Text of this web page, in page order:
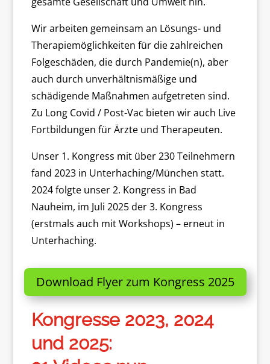
Wir arbeiten gemeinsam an Lösungs- und
Therapiemöglichkeiten für die zahlreichen
Folgeschäden, die durch Pandemie(n), aber
auch durch unverhältnismäßige und
schädigende Maßnahmen aufgetreten sind.
Zu Long Covid / Post-Vac bieten wir auch Live
Fortbildungen für Ärzte und Therapeuten.
Unser 1. Kongress mit über 230 Teilnehmern
fand 2023 in Unterhaching/München statt.
2024 folgte unser 2. Kongress in Bad
Nauheim, im Juli 2025 der 3. Kongress
(erstmals auch mit Workshops) – erneut in
Unterhaching.
Download Flyer zum Kongress 2025
Kongresse 2023, 2024
und 2025: